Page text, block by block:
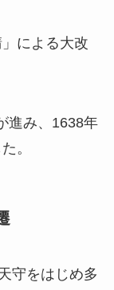
による大改
進み、1638年
。
守をはじめ多